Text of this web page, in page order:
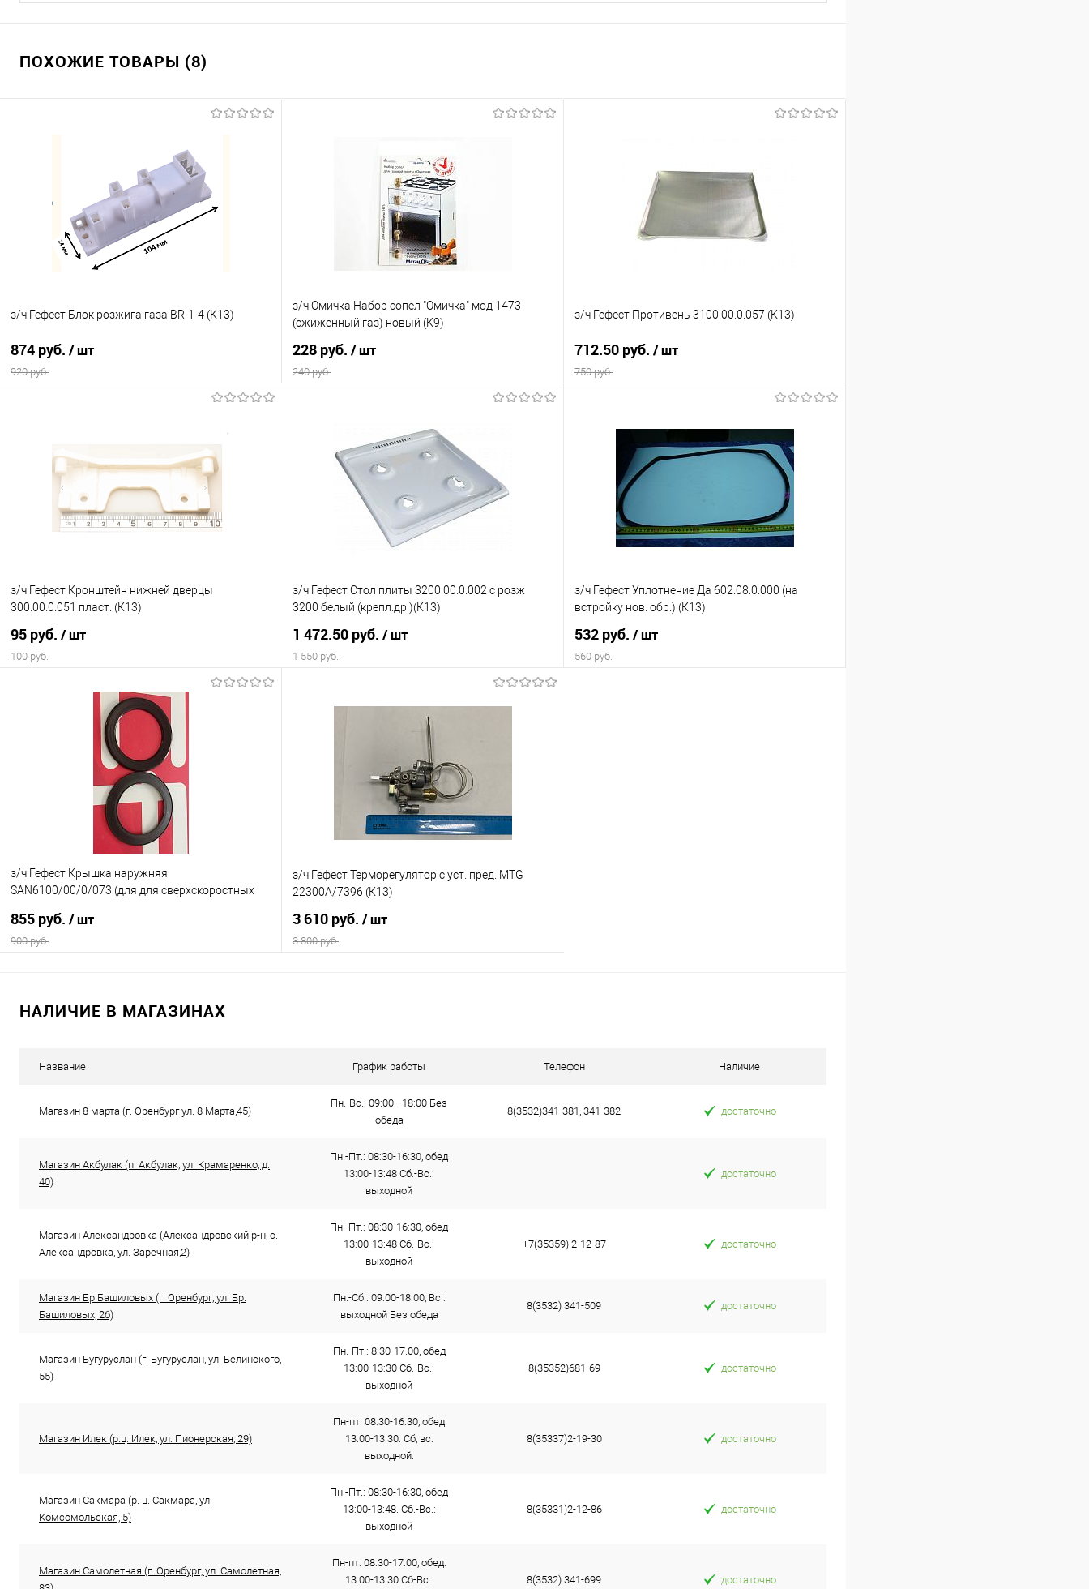
ПОХОЖИЕ ТОВАРЫ (8)
з/ч Гефест Блок розжига газа ВR-1-4 (К13)
874 руб. / шт
920 руб.
Купить в 1 клик
Сравнение
В избранное
В наличии
з/ч Омичка Набор сопел "Омичка" мод 1473
(сжиженный газ) новый (К9)
228 руб. / шт
240 руб.
Купить в 1 клик
Сравнение
В избранное
В наличии
з/ч Гефест Противень 3100.00.0.057 (К13)
712.50 руб. / шт
750 руб.
Купить в 1 клик
Сравнение
В избранное
з/ч Гефест Кронштейн нижней дверцы
300.00.0.051 пласт. (К13)
95 руб. / шт
100 руб.
В корзину
Купить в 1 клик
В наличии
з/ч Гефест Стол плиты 3200.00.0.002 с розж
3200 белый (крепл.др.)(К13)
1 472.50 руб. / шт
1 550 руб.
В наличии
з/ч Гефест Уплотнение Да 602.08.0.000 (на
встройку нов. обр.) (К13)
532 руб. / шт
560 руб.
з/ч Гефест Крышка наружняя
SAN6100/00/0/073 (для для сверхскоростных
855 руб. / шт
900 руб.
з/ч Гефест Терморегулятор с уст. пред. MTG
22300А/7396 (К13)
3 610 руб. / шт
3 800 руб.
НАЛИЧИЕ В МАГАЗИНАХ
Название График работы Телефон Наличие
Магазин 8 марта (г. Оренбург ул. 8 Марта,45)
Пн.-Вс.: 09:00 - 18:00 Без
обеда
8(3532)341-381, 341-382 достаточно
Магазин Акбулак (п. Акбулак, ул. Крамаренко, д.
40)
Пн.-Пт.: 08:30-16:30, обед
13:00-13:48 Сб.-Вс.:
выходной
достаточно
Магазин Александровка (Александровский р-н, с.
Александровка, ул. Заречная,2)
Пн.-Пт.: 08:30-16:30, обед
13:00-13:48 Сб.-Вс.:
выходной
+7(35359) 2-12-87 достаточно
Магазин Бр.Башиловых (г. Оренбург, ул. Бр.
Башиловых, 2б)
Пн.-Сб.: 09:00-18:00, Вс.:
выходной Без обеда
8(3532) 341-509 достаточно
Магазин Бугуруслан (г. Бугуруслан, ул. Белинского,
55)
Пн.-Пт.: 8:30-17.00, обед
13:00-13:30 Сб.-Вс.:
выходной
8(35352)681-69 достаточно
Магазин Илек (р.ц. Илек, ул. Пионерская, 29)
Пн-пт: 08:30-16:30, обед
13:00-13:30. Сб, вс:
выходной.
8(35337)2-19-30 достаточно
Магазин Сакмара (р. ц. Сакмара, ул.
Комсомольская, 5)
Пн.-Пт.: 08:30-16:30, обед
13:00-13:48. Сб.-Вс.:
выходной
8(35331)2-12-86 достаточно
Магазин Самолетная (г. Оренбург, ул. Самолетная,
Пн-пт: 08:30-17:00, обед:
13:00-13:30 Сб-Вс.:
8(3532) 341-699 достаточно